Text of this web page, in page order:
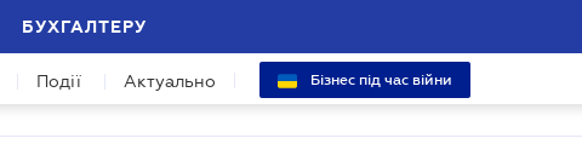
БУХГАЛТЕРУ
Події Актуально Бізнес під час війни